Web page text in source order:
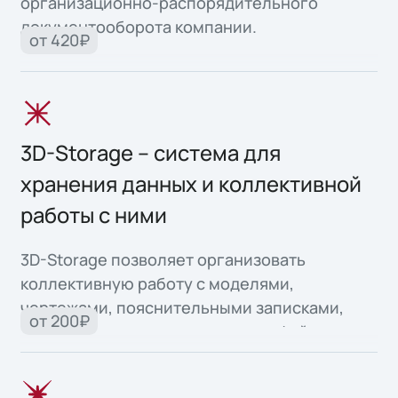
документооборота компании.
от 420₽
3D-Storage – система для
хранения данных и коллективной
работы с ними
3D-Storage позволяет организовать
коллективную работу с моделями,
чертежами, пояснительными записками,
спецификациями, документами, файлами
любых форматов.
от 200₽